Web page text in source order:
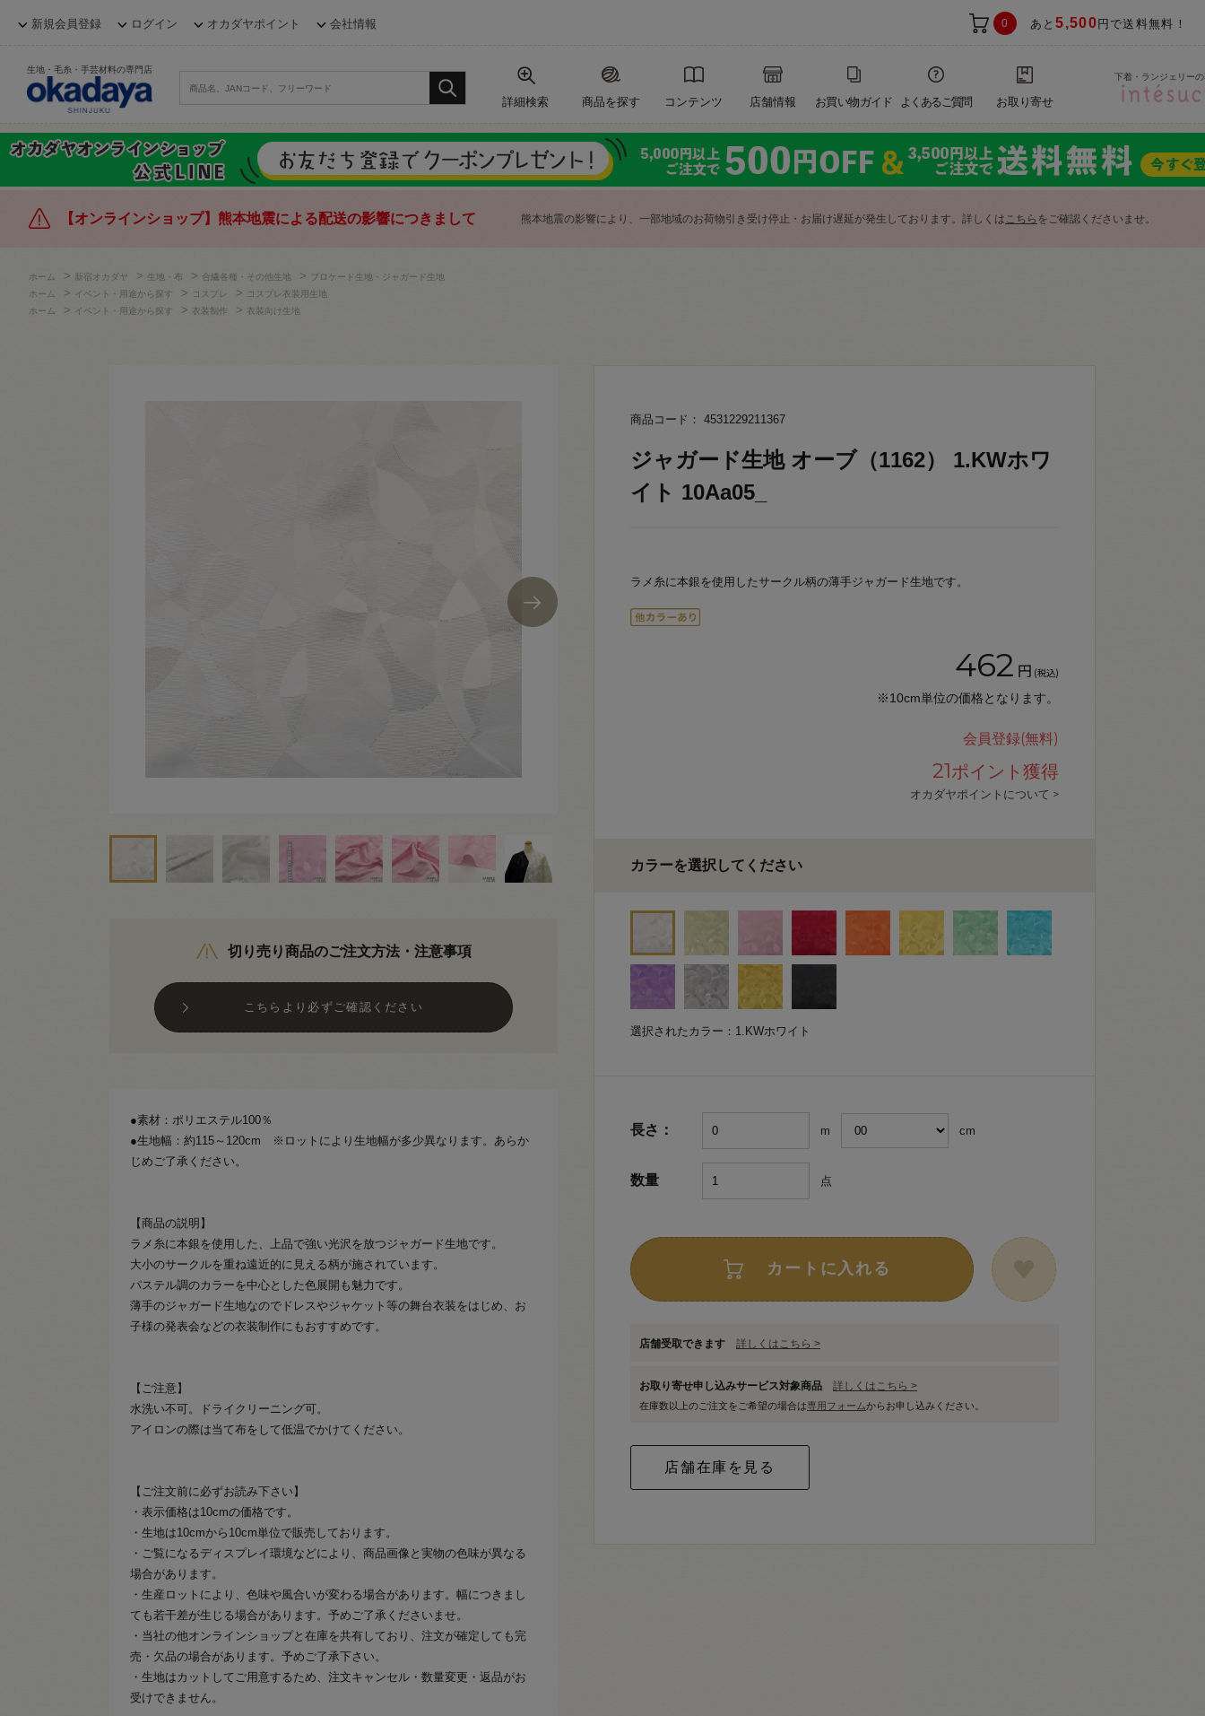
新規会員登録 ログイン オカダヤポイント 会社情報 0 あと5,500 円で送料無料！
生地・毛糸・手芸材料の専門店
詳細検索 商品を探す コンテンツ 店舗情報 お買い物ガイド よくあるご質問 お取り寄せ
下着・ランジェリー
【オンラインショップ】熊本地震による配送の影響につきまして 熊本地震の影響により、一部地域のお荷物引き受け停止・お届け遅延が発生しております。詳しくはこちら をご確認くださいませ。
ホーム > 新宿オカダヤ > 生地・布 > 合繊各種・その他生地 >
ブロケード生地・ジャガード生地
ホーム
> イベント・用途から探す > コスプレ >
コスプレ衣装用生地
ホーム
> イベント・用途から探す > 衣装制作 > 衣装向け生地
切り売り商品のご注文方法・注意事項
こちらより必ずご確認ください
●素材：ポリエステル100％
●生地幅：約115～120cm ※ロットにより生地幅が多少異なります。あらか
じめご了承ください。
【商品の説明】
ラメ糸に本銀を使用した、上品で強い光沢を放つジャガード生地です。
大小のサークルを重ね遠近的に見える柄が施されています。
パステル調のカラーを中心とした色展開も魅力です。
薄手のジャガード生地なのでドレスやジャケット等の舞台衣装をはじめ、お
子様の発表会などの衣装制作にもおすすめです。
【ご注意】
水洗い不可。ドライクリーニング可。
アイロンの際は当て布をして低温でかけてください。
【ご注文前に必ずお読み下さい】
・表示価格は10cmの価格です。
・生地は10cmから10cm単位で販売しております。
・ご覧になるディスプレイ環境などにより、商品画像と実物の色味が異なる
場合があります。
・生産ロットにより、色味や風合いが変わる場合があります。幅につきまし
ても若干差が生じる場合があります。予めご了承くださいませ。
・当社の他オンラインショップと在庫を共有しており、注文が確定しても完
売・欠品の場合があります。予めご了承下さい。
・生地はカットしてご用意するため、注文キャンセル・数量変更・返品がお
受けできません。
商品コード： 4531229211367
ジャガード生地 オーブ（1162） 1.KWホワ
イト 10Aa05_
ラメ糸に本銀を使用したサークル柄の薄手ジャガード生地です。
462 円 (税込)
※10cm単位の価格となります。
会員登録(無料)
21ポイント獲得
オカダヤポイントについて >
カラーを選択してください
選択されたカラー：1.KWホワイト
長さ： m cm
数量 点
カートに入れる
店舗受取できます 詳しくはこちら >
お取り寄せ申し込みサービス対象商品 詳しくはこちら >
在庫数以上のご注文をご希望の場合は専用フォームからお申し込みください。